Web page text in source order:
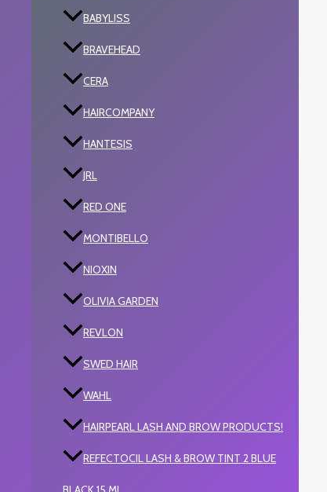
BABYLISS
BRAVEHEAD
CERA
HAIRCOMPANY
HANTESIS
JRL
RED ONE
MONTIBELLO
NIOXIN
OLIVIA GARDEN
REVLON
SWED HAIR
WAHL
HAIRPEARL LASH AND BROW PRODUCTS!
REFECTOCIL LASH & BROW TINT 2 BLUE